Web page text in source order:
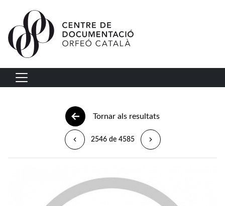
Vés al contingut
Navegació principal
Tornar als resultats
2546 de 4585